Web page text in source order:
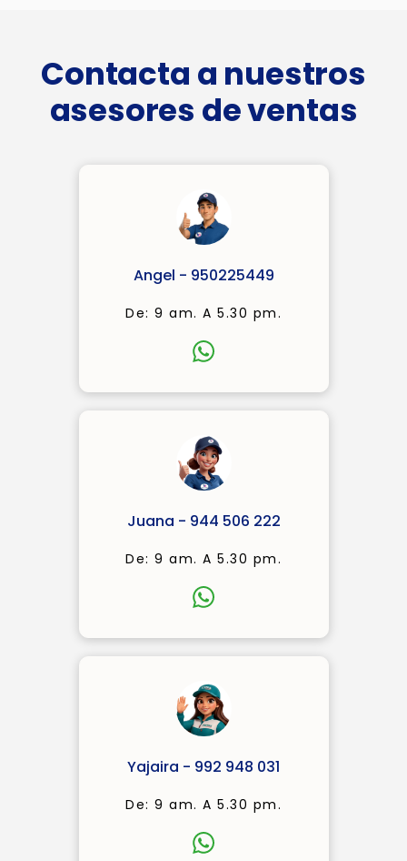
Contacta a nuestros
asesores de ventas
Angel - 950225449
De: 9 am. A 5.30 pm.
Juana - 944 506 222
De: 9 am. A 5.30 pm.
Yajaira - 992 948 031
De: 9 am. A 5.30 pm.